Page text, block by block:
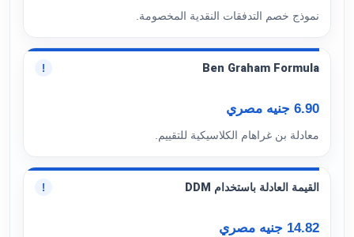
نموذج خصم التدفقات النقدية المخصومة.
Ben Graham Formula
!
6.90 جنيه مصري
معادلة بن غراهام الكلاسيكية للتقييم.
القيمة العادلة باستخدام DDM !
14.82 جنيه مصري